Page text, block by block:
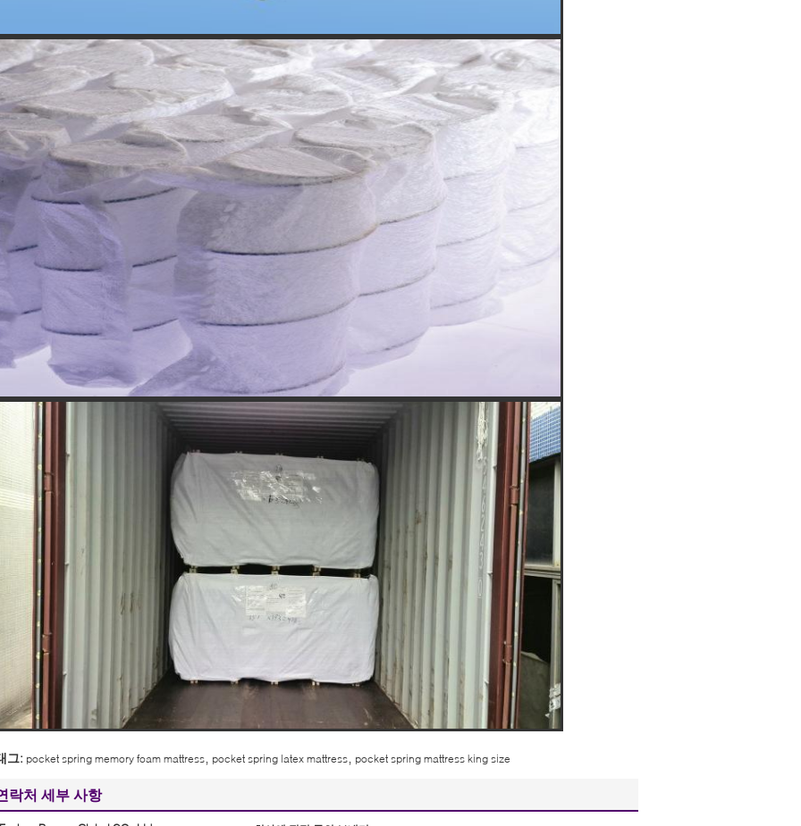
그: pocket spring memory foam mattress pocket spring latex mattress pocket spring mattress king size
락처 세부 사항